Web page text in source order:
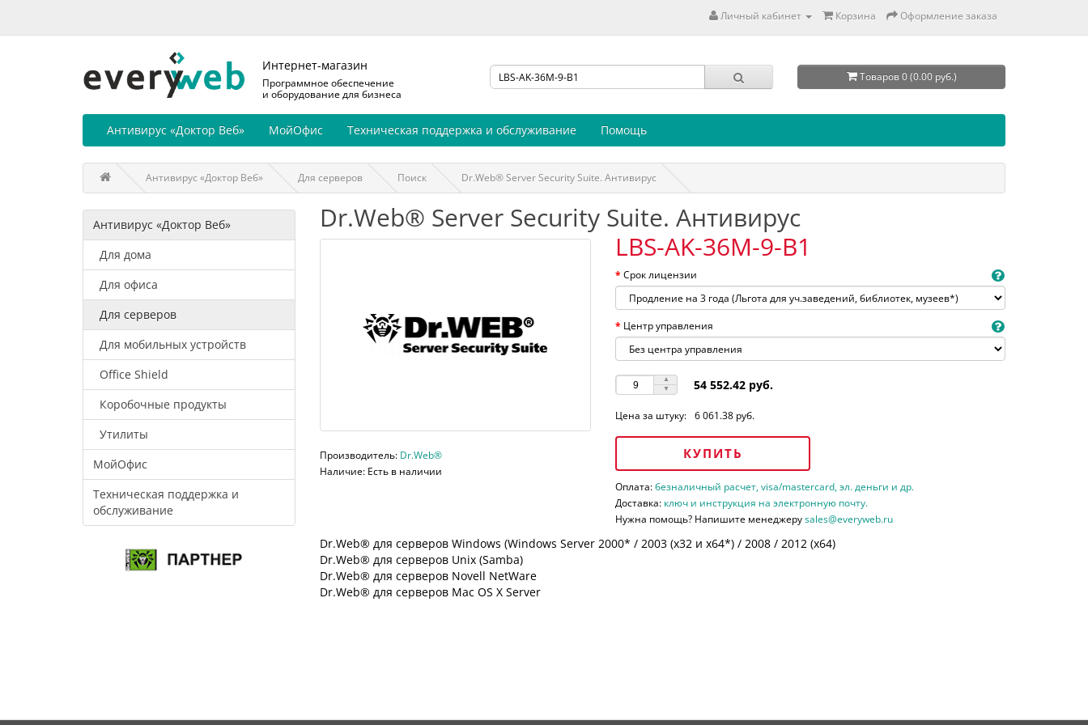
Личный кабинет Корзина Оформление заказа
Интернет-магазин
Программное обеспечение
и оборудование для бизнеса
Товаров 0 (0.00 руб.)
Антивирус «Доктор Веб» МойОфис Техническая поддержка и обслуживание Помощь
Антивирус «Доктор Веб» Для серверов Поиск Dr.Web® Server Security Suite. Антивирус
Антивирус «Доктор Веб»
Для дома
Для офиса
Для серверов
Для мобильных устройств
Office Shield
Коробочные продукты
Утилиты
МойОфис
Техническая поддержка и
обслуживание
Dr.Web® Server Security Suite. Антивирус
Производитель: Dr.Web®
Наличие: Есть в наличии
LBS-AK-36M-9-B1
Срок лицензии
Центр управления
54 552.42 руб.
Цена за штуку: 6 061.38 руб.
КУПИТЬ
Оплата:безналичный расчет, visa/mastercard, эл. деньги и др.
Доставка: ключ и инструкция на электронную почту.
Нужна помощь? Напишите менеджеруsales@everyweb.ru
Dr.Web® для серверов Windows (Windows Server 2000* / 2003 (х32 и х64*) / 2008 / 2012 (х64)
Dr.Web® для серверов Unix (Samba)
Dr.Web® для серверов Novell NetWare
Dr.Web® для серверов Mac OS X Server